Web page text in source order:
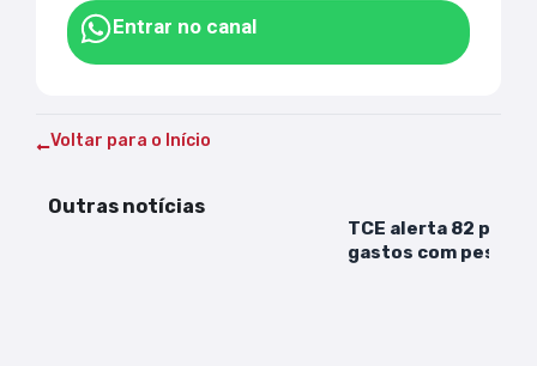
Entrar no canal
Voltar para o Início
Outras notícias
TCE alerta 82
gastos com